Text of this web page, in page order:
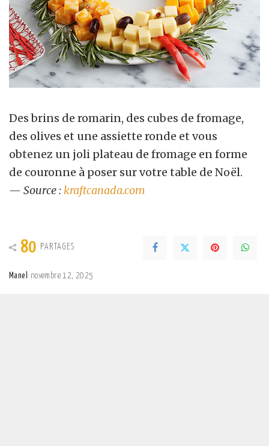
Des brins de romarin, des cubes de fromage,
des olives et une assiette ronde et vous
obtenez un joli plateau de fromage en forme
de couronne à poser sur votre table de Noël.
— Source : kraftcanada.com
80 PARTAGES
Manel novembre 12, 2025